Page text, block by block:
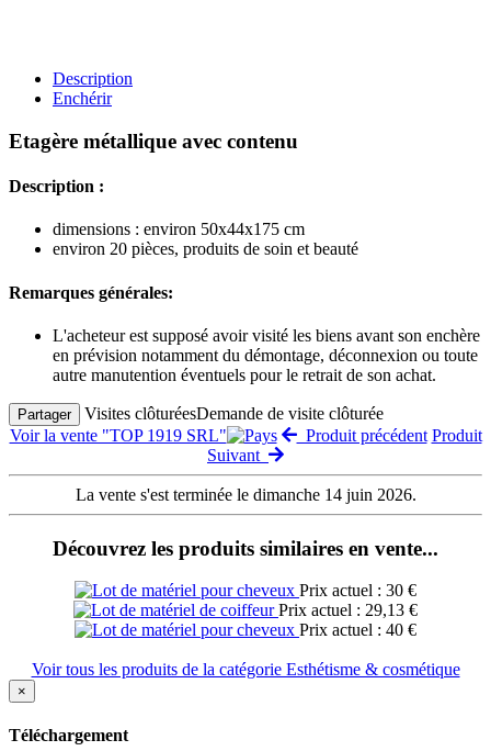
Description
Enchérir
Etagère métallique avec contenu
Description :
dimensions : environ 50x44x175 cm
environ 20 pièces, produits de soin et beauté
Remarques générales:
L'acheteur est supposé avoir visité les biens avant son enchère
en prévision notamment du démontage, déconnexion ou toute
autre manutention éventuels pour le retrait de son achat.
Partager Visites clôturéesDemande de visite clôturée
Voir la vente "TOP 1919 SRL"
Produit précédent Produit
Suivant
La vente s'est terminée le dimanche 14 juin 2026.
Découvrez les produits similaires en vente...
Prix actuel : 30 €
Prix actuel : 29,13 €
Prix actuel : 40 €
Voir tous les produits de la catégorie Esthétisme & cosmétique
×
Téléchargement